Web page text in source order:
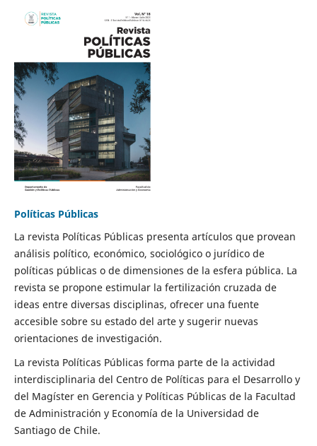
Políticas Públicas
La revista Políticas Públicas presenta artículos que provean
análisis político, económico, sociológico o jurídico de
políticas públicas o de dimensiones de la esfera pública. La
revista se propone estimular la fertilización cruzada de
ideas entre diversas disciplinas, ofrecer una fuente
accesible sobre su estado del arte y sugerir nuevas
orientaciones de investigación.
La revista Políticas Públicas forma parte de la actividad
interdisciplinaria del Centro de Políticas para el Desarrollo y
del Magíster en Gerencia y Políticas Públicas de la Facultad
de Administración y Economía de la Universidad de
Santiago de Chile.